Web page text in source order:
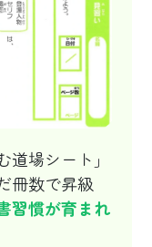
場シート」
冊数で昇級
習慣が育まれ